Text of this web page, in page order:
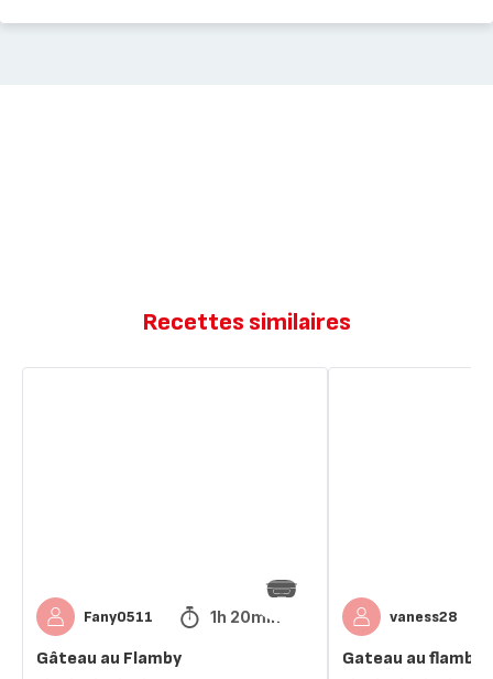
Recettes similaires
Fany0511 1h 20min
Gâteau au Flamby
vaness28
Gateau au flamby